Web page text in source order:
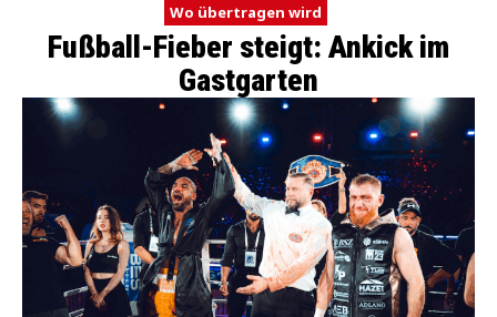
Wo übertragen wird
Fußball-Fieber steigt: Ankick im
Gastgarten